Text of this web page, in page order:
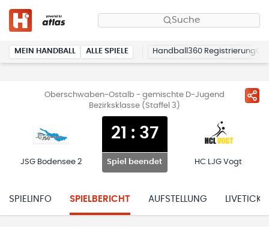
Suche
MEIN HANDBALL ALLE SPIELE Handball360 Registrierung
Oberschwaben-Ostalb - gemischte D-Jugend
Bezirksklasse (Staffel 3)
JSG Bodensee 2
21 : 37
Spiel beendet HC LJG Vogt
SPIELINFO SPIELBERICHT AUFSTELLUNG